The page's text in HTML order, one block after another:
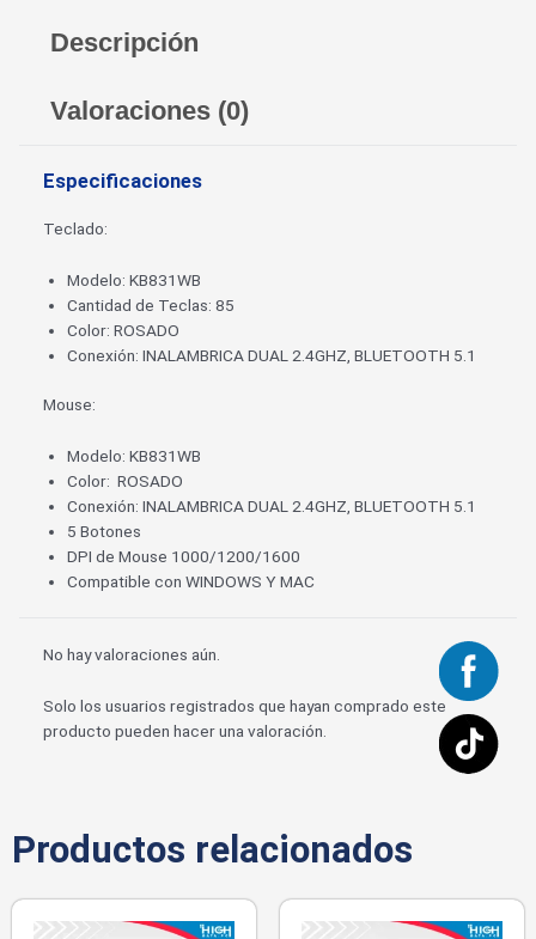
Descripción
Valoraciones (0)
Especificaciones
Teclado:
Modelo: KB831WB
Cantidad de Teclas: 85
Color: ROSADO
Conexión: INALAMBRICA DUAL 2.4GHZ, BLUETOOTH 5.1
Mouse:
Modelo: KB831WB
Color: ROSADO
Conexión: INALAMBRICA DUAL 2.4GHZ, BLUETOOTH 5.1
5 Botones
DPI de Mouse 1000/1200/1600
Compatible con WINDOWS Y MAC
No hay valoraciones aún.
Solo los usuarios registrados que hayan comprado este
producto pueden hacer una valoración.
Productos relacionados